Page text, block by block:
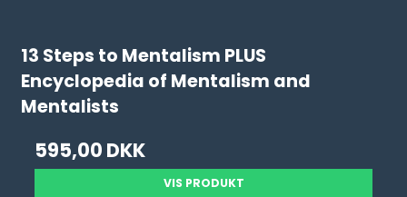
13 Steps to Mentalism PLUS
Encyclopedia of Mentalism and
Mentalists
595,00 DKK
VIS PRODUKT